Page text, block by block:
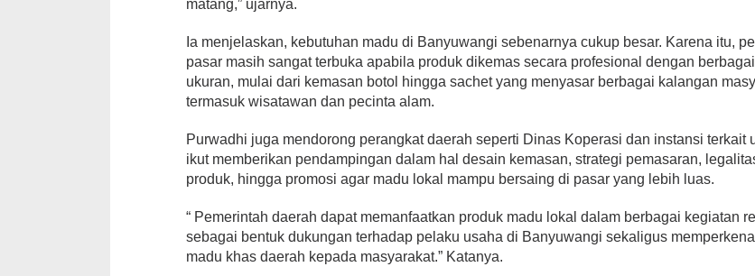
matang,” ujarnya.
Ia menjelaskan, kebutuhan madu di Banyuwangi sebenarnya cukup besar. Karena itu,
pasar masih sangat terbuka apabila produk dikemas secara profesional dengan
ukuran, mulai dari kemasan botol hingga sachet yang menyasar berbagai kalangan
termasuk wisatawan dan pecinta alam.
Purwadhi juga mendorong perangkat daerah seperti Dinas Koperasi dan instansi terkait
ikut memberikan pendampingan dalam hal desain kemasan, strategi pemasaran,
produk, hingga promosi agar madu lokal mampu bersaing di pasar yang lebih luas.
“ Pemerintah daerah dapat memanfaatkan produk madu lokal dalam berbagai kegiatan
sebagai bentuk dukungan terhadap pelaku usaha di Banyuwangi sekaligus
madu khas daerah kepada masyarakat.” Katanya.